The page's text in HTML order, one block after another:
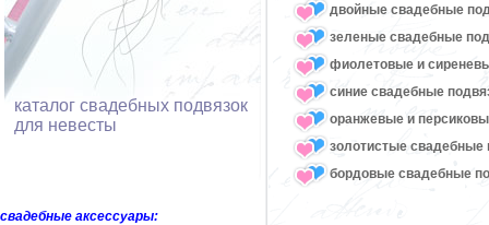
каталог свадебных подвязок
для невесты
свадебные аксессуары:
двойные свадебные
зеленые свадебные
фиолетовые и
синие свадебные
оранжевые и
золотистые свадебные
бордовые свадебные